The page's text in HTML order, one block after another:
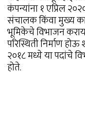
कंपन्यांना १ एप्रिल
संचालक किंवा मुख्य
भूमिकेचे विभाजन
परिस्थिती निर्माण
२०१८ मध्ये या पदांचे
होते.